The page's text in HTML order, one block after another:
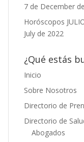
7 de December
Horóscopos
July de 2022
¿Qué estás
Inicio
Sobre Nosotros
Directorio de
Directorio de
Abogados